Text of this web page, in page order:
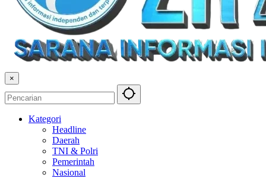
×
Kategori
Headline
Daerah
TNI & Polri
Pemerintah
Nasional